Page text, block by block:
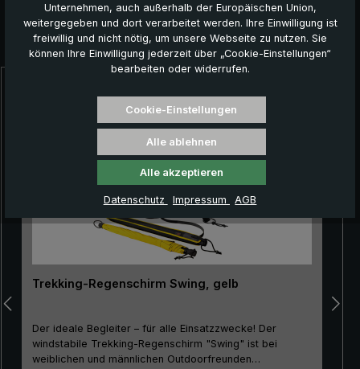
Produktgalerie überspringen
Das könnte Ihnen auch gefallen:
Trekking-Regenschirm Swing, gelb
Der ideale Begleiter – für alle Einsatzzwecke! Der
windstabile Trekking-Regenschirm "Swing" ist bei
weiblichen und männlichen Outdoorfreunden
Unternehmen, auch außerhalb der Europäischen Union,
weitergegeben und dort verarbeitet werden. Ihre Einwilligung ist
freiwillig und nicht nötig, um unsere Webseite zu nutzen. Sie
können Ihre Einwilligung jederzeit über „Cookie-Einstellungen“
bearbeiten oder widerrufen.
Cookie-Einstellungen
Alle ablehnen
Alle akzeptieren
Datenschutz Impressum AGB